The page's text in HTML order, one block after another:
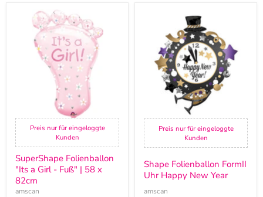
SuperShape
Folienballon
Preis nur für eingeloggte
Kunden
SuperShape Folienballon
"Its a Girl - Fuß" | 58 x
82cm
amscan
Folienballon
Happy
New
Preis nur für eingeloggte
Kunden
Shape Folienballon FormII
Uhr Happy New Year
amscan